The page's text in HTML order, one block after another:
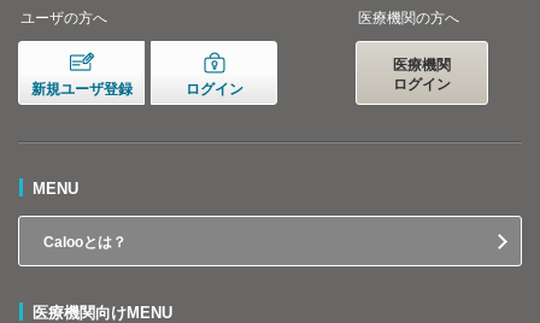
ユーザの方へ
新規ユーザ登録 ログイン
医療機関の方へ
医療機関
ログイン
MENU
Calooとは？
医療機関向けMENU